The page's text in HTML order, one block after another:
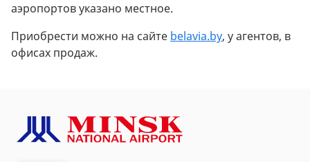
аэропортов указано местное.
Приобрести можно на сайте belavia.by, у агентов, в
офисах продаж.